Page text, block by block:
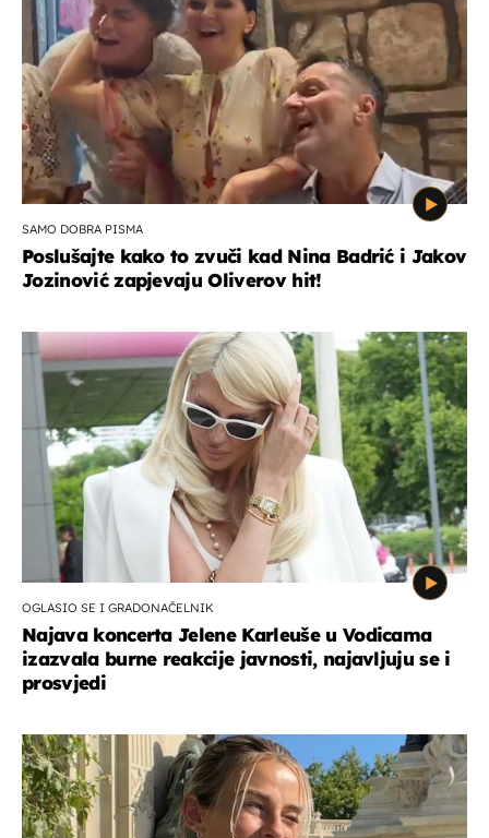
SAMO DOBRA PISMA
Poslušajte kako to zvuči kad Nina Badrić i Jakov
Jozinović zapjevaju Oliverov hit!
OGLASIO SE I GRADONAČELNIK
Najava koncerta Jelene Karleuše u Vodicama
izazvala burne reakcije javnosti, najavljuju se i
prosvjedi